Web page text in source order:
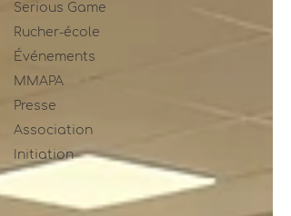
Serious Game
Rucher-école
Événements
MMAPA
Presse
Association
Initiation